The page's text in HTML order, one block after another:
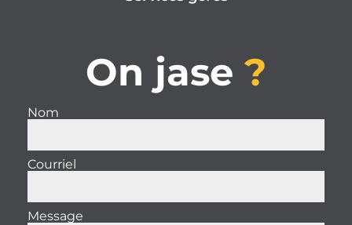
On jase ?
Nom
Courriel
Message